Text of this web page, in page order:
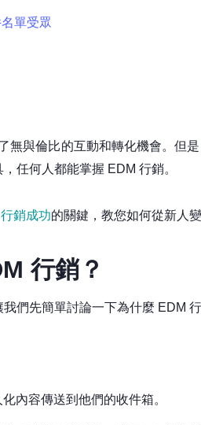
單受眾
無與倫比的互動和轉化機會。但
任何人都能掌握 EDM 行銷。
銷成功的關鍵，教您如何從新人變
行銷？
們先簡單討論一下為什麼 EDM 行
內容傳送到他們的收件箱。